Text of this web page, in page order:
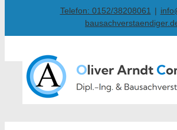
Telefon: 0152/38208061 |